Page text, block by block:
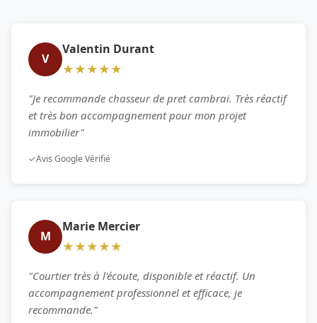
V
Valentin Durant
★★★★★
"Je recommande chasseur de pret cambrai. Très réactif
et très bon accompagnement pour mon projet
immobilier"
✓Avis Google Vérifié
M
Marie Mercier
★★★★★
"Courtier très à l'écoute, disponible et réactif. Un
accompagnement professionnel et efficace, je
recommande."